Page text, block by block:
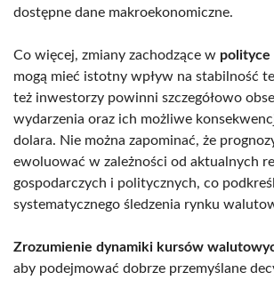
dostępne dane makroekonomiczne.
Co więcej, zmiany zachodzące w polityce
mogą mieć istotny wpływ na stabilność
też inwestorzy powinni szczegółowo
wydarzenia oraz ich możliwe
dolara. Nie można zapominać, że
ewoluować w zależności od aktualnych
gospodarczych i politycznych, co
systematycznego śledzenia rynku
Zrozumienie dynamiki kursów
aby podejmować dobrze przemyślane